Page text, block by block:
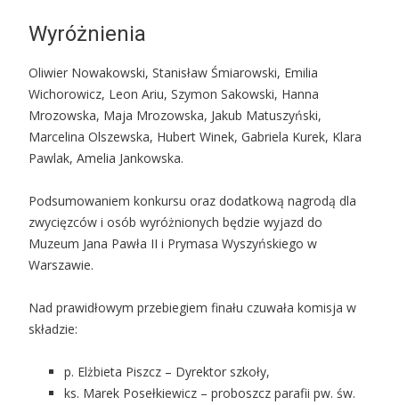
Wyróżnienia
Oliwier Nowakowski, Stanisław Śmiarowski, Emilia
Wichorowicz, Leon Ariu, Szymon Sakowski, Hanna
Mrozowska, Maja Mrozowska, Jakub Matuszyński,
Marcelina Olszewska, Hubert Winek, Gabriela Kurek, Klara
Pawlak, Amelia Jankowska.
Podsumowaniem konkursu oraz dodatkową nagrodą dla
zwycięzców i osób wyróżnionych będzie wyjazd do
Muzeum Jana Pawła II i Prymasa Wyszyńskiego w
Warszawie.
Nad prawidłowym przebiegiem finału czuwała komisja w
składzie:
p. Elżbieta Piszcz – Dyrektor szkoły,
ks. Marek Posełkiewicz – proboszcz parafii pw. św.